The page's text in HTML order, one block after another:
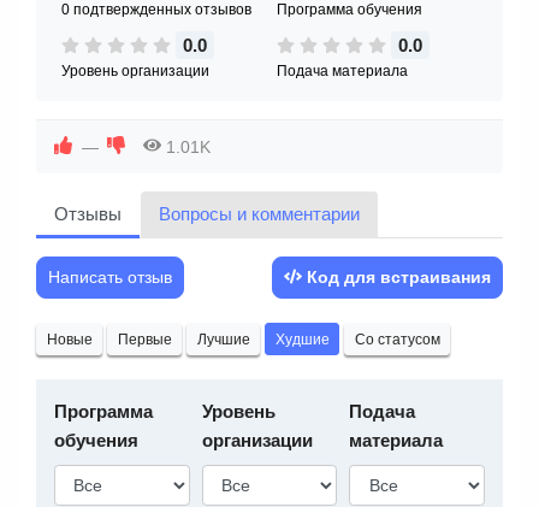
0 подтвержденных отзывов Программа обучения
0.0
Уровень организации
0.0
Подача материала
— 1.01K
Отзывы Вопросы и комментарии
Написать отзыв Код для встраивания
Новые Первые Лучшие Худшие Со статусом
Программа
обучения
Уровень
организации
Подача
материала